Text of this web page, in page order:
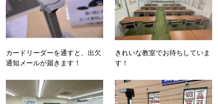
カードリーダーを通すと、出欠
通知メールが届きます！
きれいな教室でお待ちしていま
す！